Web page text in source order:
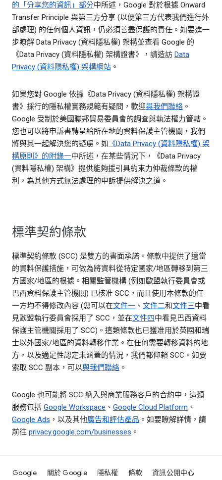
的「分享您的資訊」部分中所述，Google 對於根據 Onward
Transfer Principle 與第三方分享 (以便第三方代表我們進行外
部處理) 的任何個人資訊，仍必須善盡保護的責任。如要進一
步瞭解 Data Privacy (資料隱私權) 架構並查看 Google 的
《Data Privacy (資料隱私權) 架構證書》，請造訪 Data
Privacy (資料隱私權) 架構網站 。
如果您對 Google 依據《Data Privacy (資料隱私權) 架構證
書》採行的隱私權實務規範有疑問，歡迎與我們聯絡 。
Google 受制於美國聯邦貿易委員會的調查與執法權力管轄。
您也可以將申訴書轉呈給所在地的資料保護主管機關，我們
將與其一起解決您的疑慮。如 《Data Privacy (資料隱私權) 架
構原則》的附錄一中所述，在某些情況下，《Data Privacy
(資料隱私權) 架構》提供能夠援引具約束力仲裁條款的權
利，為其他方式無法處理的申訴提供解決之道。
標準契約條款
標準契約條款 (SCC) 是雙方的書面承諾。條款中提供了適當
的資料保護措施，可做為將資料從特定國家/地區轉移到第三
方國家/地區的根據。相關監管機構 (例如歐盟執行委員會或
巴西資料保護主管機關) 已核准 SCC，而且使用本條款的任
一方均不得修改內容 (您可以在文件一 、 文件二和文件三中看
見歐盟執行委員會採用了 SCC，並在文件四中看見巴西資料
保護主管機關採用了 SCC)。這類條款也已獲准用於英國和瑞
士以外國家/地區的資料轉移作業。在任何需要轉移資料的地
方，以及適足性認定未涵蓋的情況，我們都仰賴 SCC。如要
索取 SCC 副本，可以與我們聯絡 。
Google 也可能將 SCC 納入與商業服務客戶的合約中，這類
服務包括 Google Workspace 、 Google Cloud Platform 、
Google Ads ，以及其他廣告和評估產品 。如要瞭解詳情，請
前往 privacy.google.com/businesses 。
Google 關於 Google 隱私權 條款 資訊公開中心